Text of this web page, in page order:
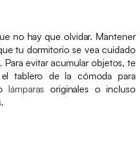
no hay que olvidar. Mantener
tu dormitorio se vea cuidado
evitar acumular objetos, te
el tablero de la cómoda para
lámparas originales o incluso